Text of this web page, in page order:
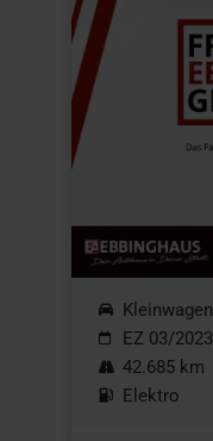
Kleinwagen
EZ 03/2023
42.685 km
Elektro